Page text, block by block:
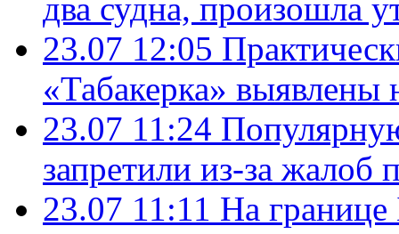
два судна, произошла
23.07 12:05
«Табакерка»
23.07 11:24
запретили из-за жалоб
23.07 11:11 На границе